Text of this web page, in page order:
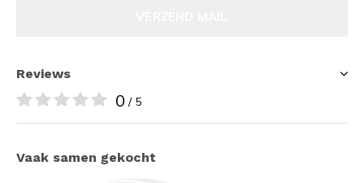
Reviews
0 / 5
Vaak samen gekocht